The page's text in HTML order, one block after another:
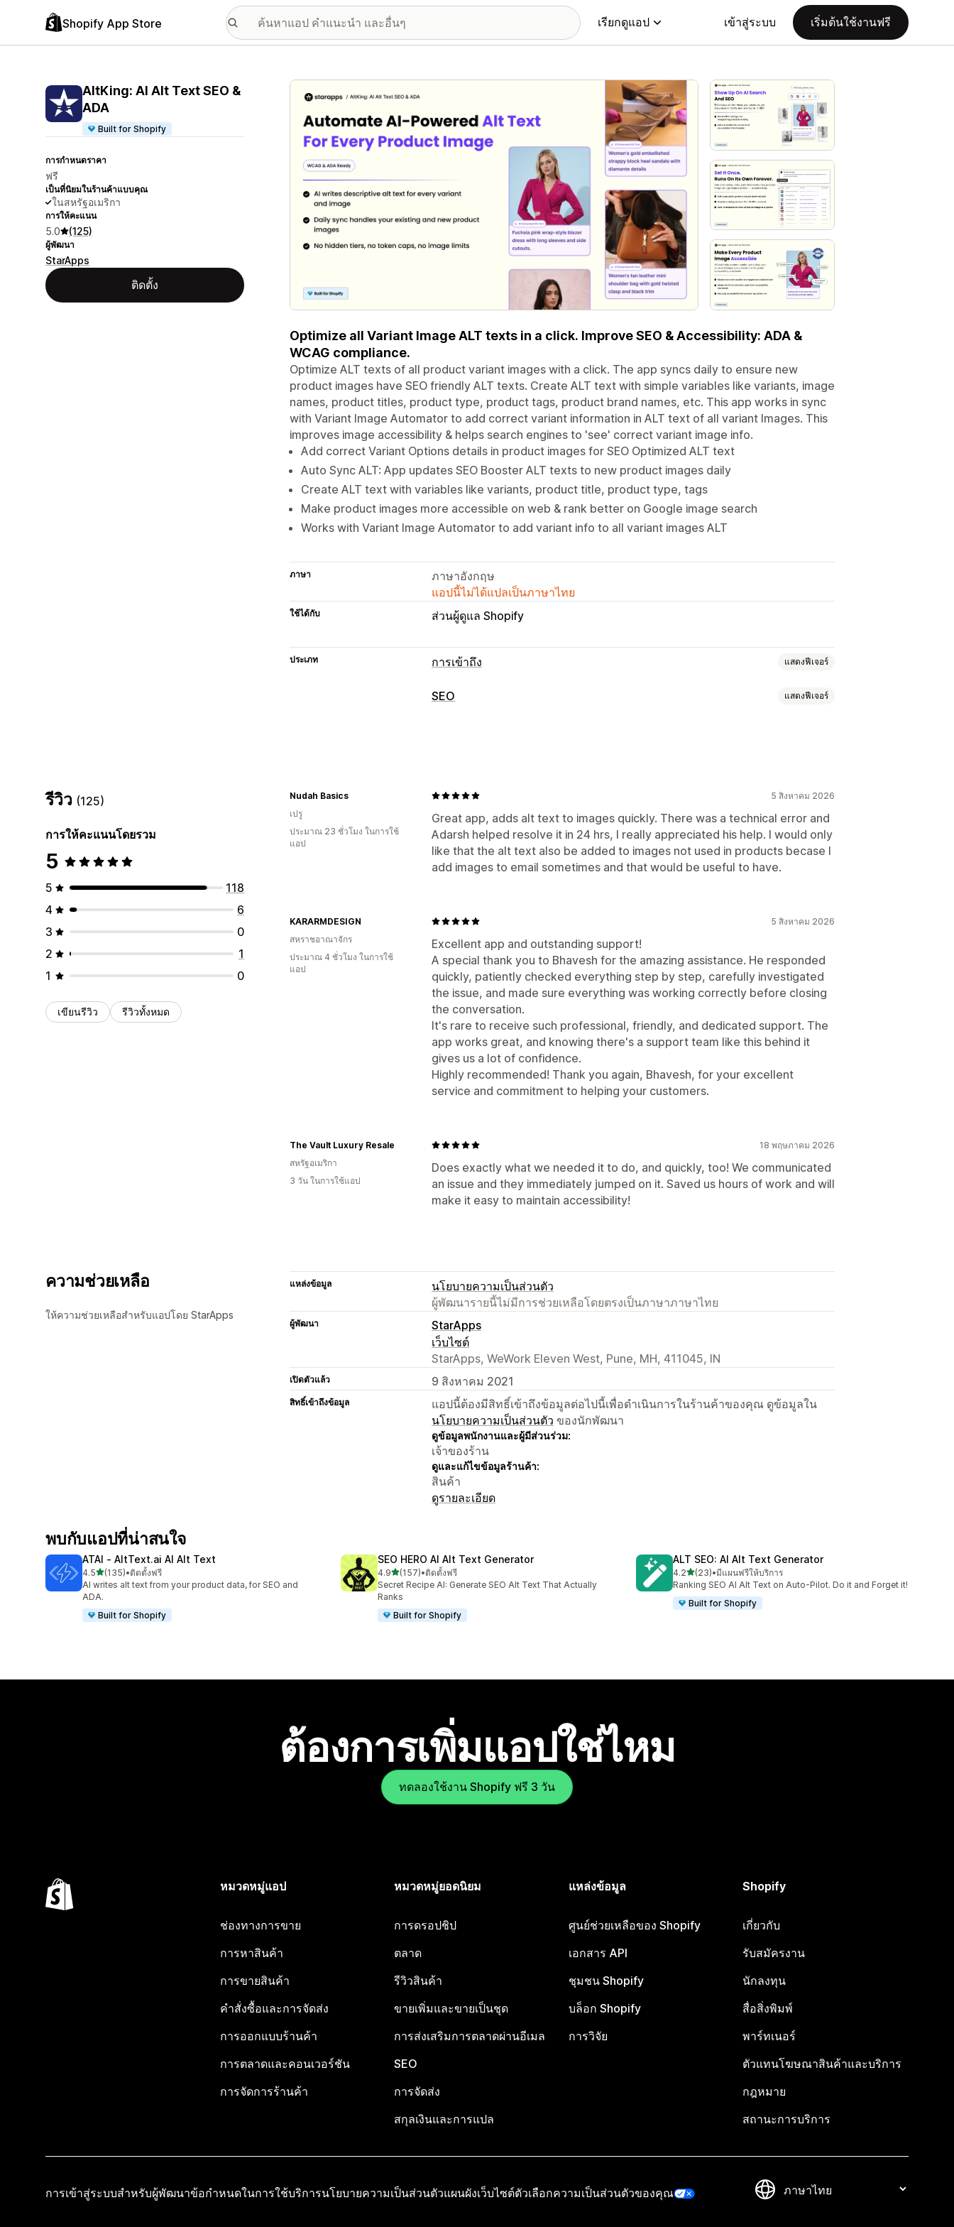
Shopify App Store เรียกดูแอป เข้าสู่ระบบ เริ่มต้นใช้งานฟรี
AltKing: AI Alt Text SEO &
ADA
Built for Shopify
การกำหนดราคา
ฟรี
เป็นที่นิยมในร้านค้าแบบคุณ
ในสหรัฐอเมริกา
การให้คะแนน
5.0 (125)
ผู้พัฒนา
StarApps
ติดตั้ง
แกลเลอรีรูปภาพที่แสดง
Optimize all Variant Image ALT texts in a click. Improve SEO & Accessibility: ADA &
WCAG compliance.
Optimize ALT texts of all product variant images with a click. The app syncs daily to ensure new
product images have SEO friendly ALT texts. Create ALT text with simple variables like variants, image
names, product titles, product type, product tags, product brand names, etc. This app works in sync
with Variant Image Automator to add correct variant information in ALT text of all variant Images. This
improves image accessibility & helps search engines to 'see' correct variant image info.
Add correct Variant Options details in product images for SEO Optimized ALT text
Auto Sync ALT: App updates SEO Booster ALT texts to new product images daily
Create ALT text with variables like variants, product title, product type, tags
Make product images more accessible on web & rank better on Google image search
Works with Variant Image Automator to add variant info to all variant images ALT
ภาษา
ภาษาอังกฤษ
แอปนี้ไม่ได้แปลเป็นภาษาไทย
ใช้ได้กับ ส่วนผู้ดูแล Shopify
ประเภท การเข้าถึง แสดงฟีเจอร์
ประเภทการปฏิบัติตามข้อกำหนด
SEO แสดงฟีเจอร์
การเฝ้าติดตามประสิทธิภาพ
คะแนน SEO การวิเคราะห์ การวิเคราะห์เนื้อหา
รีวิว (125)
การให้คะแนนโดยรวม
5
5
118
4
6
3
0
2
1
1
0
เขียนรีวิว รีวิวทั้งหมด
5 สิงหาคม 2026
Great app, adds alt text to images quickly. There was a technical error and
Adarsh helped resolve it in 24 hrs, I really appreciated his help. I would only
like that the alt text also be added to images not used in products becase I
add images to email sometimes and that would be useful to have.
Nudah Basics
เปรู
ประมาณ 23 ชั่วโมง ในการใช้
แอป
5 สิงหาคม 2026
Excellent app and outstanding support!
A special thank you to Bhavesh for the amazing assistance. He responded
quickly, patiently checked everything step by step, carefully investigated
the issue, and made sure everything was working correctly before closing
the conversation.
It's rare to receive such professional, friendly, and dedicated support. The
app works great, and knowing there's a support team like this behind it
gives us a lot of confidence.
Highly recommended! Thank you again, Bhavesh, for your excellent
service and commitment to helping your customers.
KARARMDESIGN
สหราชอาณาจักร
ประมาณ 4 ชั่วโมง ในการใช้
แอป
18 พฤษภาคม 2026
Does exactly what we needed it to do, and quickly, too! We communicated
an issue and they immediately jumped on it. Saved us hours of work and will
make it easy to maintain accessibility!
The Vault Luxury Resale
สหรัฐอเมริกา
3 วัน ในการใช้แอป
ความช่วยเหลือ
ให้ความช่วยเหลือสำหรับแอปโดย StarApps
แหล่งข้อมูล
นโยบายความเป็นส่วนตัว
ผู้พัฒนารายนี้ไม่มีการช่วยเหลือโดยตรงเป็นภาษาภาษาไทย
ผู้พัฒนา
StarApps
เว็บไซต์
StarApps, WeWork Eleven West, Pune, MH, 411045, IN
เปิดตัวแล้ว 9 สิงหาคม 2021
สิทธิ์เข้าถึงข้อมูล
แอปนี้ต้องมีสิทธิ์เข้าถึงข้อมูลต่อไปนี้เพื่อดำเนินการในร้านค้าของคุณ ดูข้อมูลใน
นโยบายความเป็นส่วนตัว ของนักพัฒนา
ดูข้อมูลพนักงานและผู้มีส่วนร่วม:
เจ้าของร้าน
ดูและแก้ไขข้อมูลร้านค้า:
สินค้า
ดูรายละเอียด
พบกับแอปที่น่าสนใจ
ATAI ‑ AltText.ai AI Alt Text
4.5เต็ม 5 ดาว
(135)
ทั้งหมด 135 รีวิว
•ติดตั้งฟรี
AI writes alt text from your product data, for SEO and
ADA.
Built for Shopify
SEO HERO AI Alt Text Generator
4.9เต็ม 5 ดาว
(157)
ทั้งหมด 157 รีวิว
•ติดตั้งฟรี
Secret Recipe AI: Generate SEO Alt Text That Actually
Ranks
Built for Shopify
ALT SEO: AI Alt Text Generator
4.2เต็ม 5 ดาว
(23)
ทั้งหมด 23 รีวิว
•มีแผนฟรีให้บริการ
Ranking SEO AI Alt Text on Auto‑Pilot. Do it and Forget it!
Built for Shopify
ต้องการเพิ่มแอปใช่ไหม
ทดลองใช้งาน Shopify ฟรี 3 วัน
หมวดหมู่แอป
ช่องทางการขาย
การหาสินค้า
การขายสินค้า
คำสั่งซื้อและการจัดส่ง
การออกแบบร้านค้า
การตลาดและคอนเวอร์ชัน
การจัดการร้านค้า
หมวดหมู่ยอดนิยม
การดรอปชิป
ตลาด
รีวิวสินค้า
ขายเพิ่มและขายเป็นชุด
การส่งเสริมการตลาดผ่านอีเมล
SEO
การจัดส่ง
สกุลเงินและการแปล
แหล่งข้อมูล
ศูนย์ช่วยเหลือของ Shopify
เอกสาร API
ชุมชน Shopify
บล็อก Shopify
การวิจัย
Shopify
เกี่ยวกับ
รับสมัครงาน
นักลงทุน
สื่อสิ่งพิมพ์
พาร์ทเนอร์
ตัวแทนโฆษณาสินค้าและบริการ
กฎหมาย
สถานะการบริการ
การเข้าสู่ระบบสำหรับผู้พัฒนาข้อกำหนดในการใช้บริการนโยบายความเป็นส่วนตัวแผนผังเว็บไซต์ตัวเลือกความเป็นส่วนตัวของคุณ